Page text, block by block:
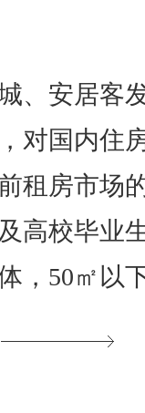
、安居客
对国内住
租房市场
高校毕业
，50㎡以